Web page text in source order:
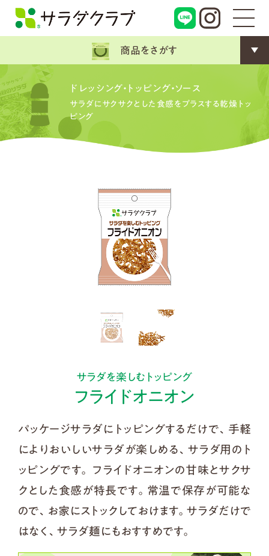
商品をさがす
ドレッシング・トッピング・ソース
サラダにサクサクとした食感をプラスする乾燥トッ
ピング
サラダを楽しむトッピング
フライドオニオン
パッケージサラダにトッピングするだけで、手軽
によりおいしいサラダが楽しめる、サラダ用のト
ッピングです。 フライドオニオンの甘味とサクサ
クとした食感が特長です。常温で保存が可能な
ので、お家にストックしておけます。サラダだけで
はなく、サラダ麺にもおすすめです。